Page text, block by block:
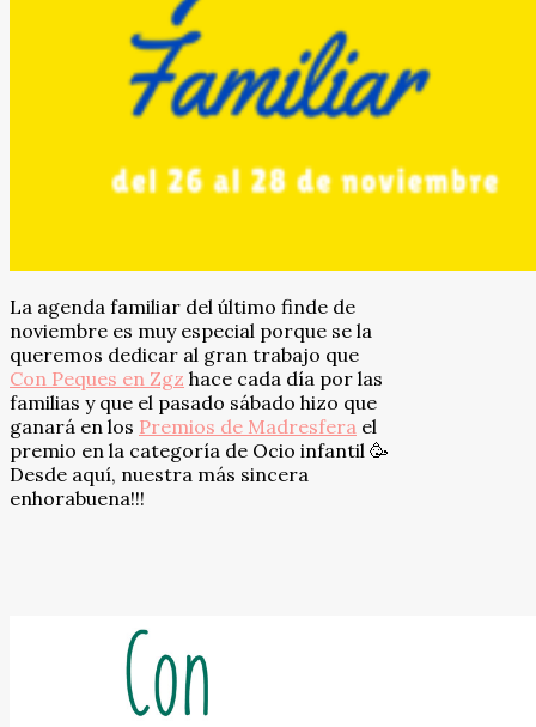
La agenda familiar del último finde de
noviembre es muy especial porque se la
queremos dedicar al gran trabajo que
Con Peques en Zgz hace cada día por las
familias y que el pasado sábado hizo que
ganará en los Premios de Madresfera el
premio en la categoría de Ocio infantil 🥳
Desde aquí, nuestra más sincera
enhorabuena!!!